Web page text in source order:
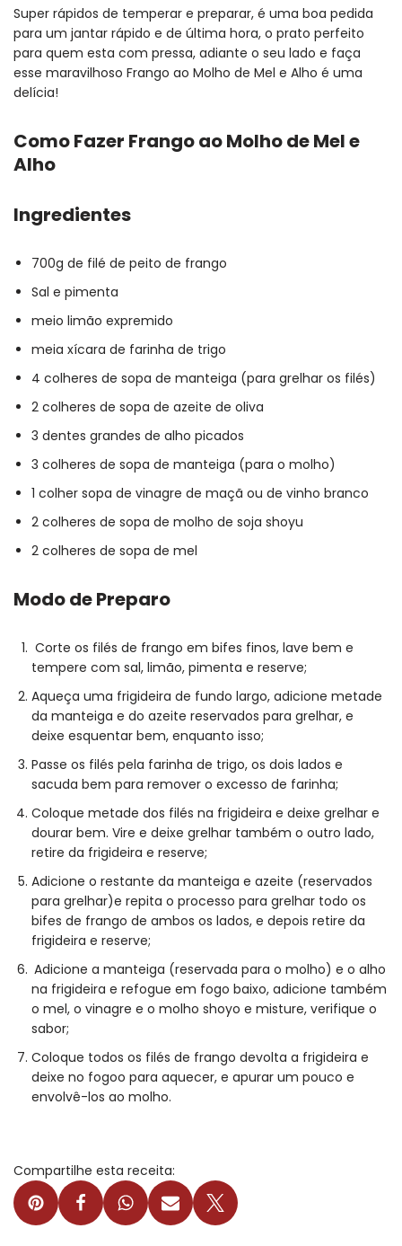
Super rápidos de temperar e preparar, é uma boa pedida
para um jantar rápido e de última hora, o prato perfeito
para quem esta com pressa, adiante o seu lado e faça
esse maravilhoso Frango ao Molho de Mel e Alho é uma
delícia!
Como Fazer Frango ao Molho de Mel e
Alho
Ingredientes
700g de filé de peito de frango
Sal e pimenta
meio limão expremido
meia xícara de farinha de trigo
4 colheres de sopa de manteiga (para grelhar os filés)
2 colheres de sopa de azeite de oliva
3 dentes grandes de alho picados
3 colheres de sopa de manteiga (para o molho)
1 colher sopa de vinagre de maçã ou de vinho branco
2 colheres de sopa de molho de soja shoyu
2 colheres de sopa de mel
Modo de Preparo
Corte os filés de frango em bifes finos, lave bem e
tempere com sal, limão, pimenta e reserve;
Aqueça uma frigideira de fundo largo, adicione metade
da manteiga e do azeite reservados para grelhar, e
deixe esquentar bem, enquanto isso;
Passe os filés pela farinha de trigo, os dois lados e
sacuda bem para remover o excesso de farinha;
Coloque metade dos filés na frigideira e deixe grelhar e
dourar bem. Vire e deixe grelhar também o outro lado,
retire da frigideira e reserve;
Adicione o restante da manteiga e azeite (reservados
para grelhar)e repita o processo para grelhar todo os
bifes de frango de ambos os lados, e depois retire da
frigideira e reserve;
Adicione a manteiga (reservada para o molho) e o alho
na frigideira e refogue em fogo baixo, adicione também
o mel, o vinagre e o molho shoyo e misture, verifique o
sabor;
Coloque todos os filés de frango devolta a frigideira e
deixe no fogoo para aquecer, e apurar um pouco e
envolvê-los ao molho.
Compartilhe esta receita: